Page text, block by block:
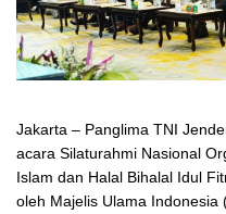
Jakarta – Panglima TNI
acara Silaturahmi Nasional
Islam dan Halal Bihalal Idul
oleh Majelis Ulama Indonesia